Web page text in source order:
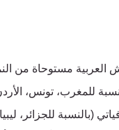
العربية مستوحاة من
للمغرب، تونس،
(بالنسبة للجزائر،